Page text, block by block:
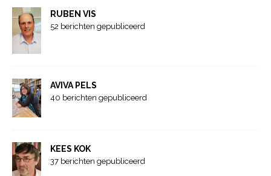
RUBEN VIS
52 berichten gepubliceerd
AVIVA PELS
40 berichten gepubliceerd
KEES KOK
37 berichten gepubliceerd